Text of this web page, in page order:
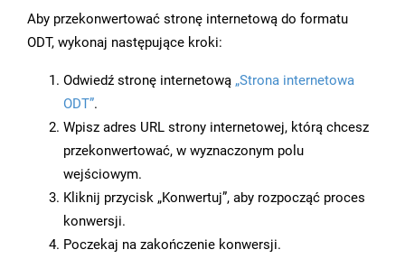
Aby przekonwertować stronę internetową do formatu
ODT, wykonaj następujące kroki:
Odwiedź stronę internetową „Strona internetowa
ODT”.
Wpisz adres URL strony internetowej, którą chcesz
przekonwertować, w wyznaczonym polu
wejściowym.
Kliknij przycisk „Konwertuj”, aby rozpocząć proces
konwersji.
Poczekaj na zakończenie konwersji.